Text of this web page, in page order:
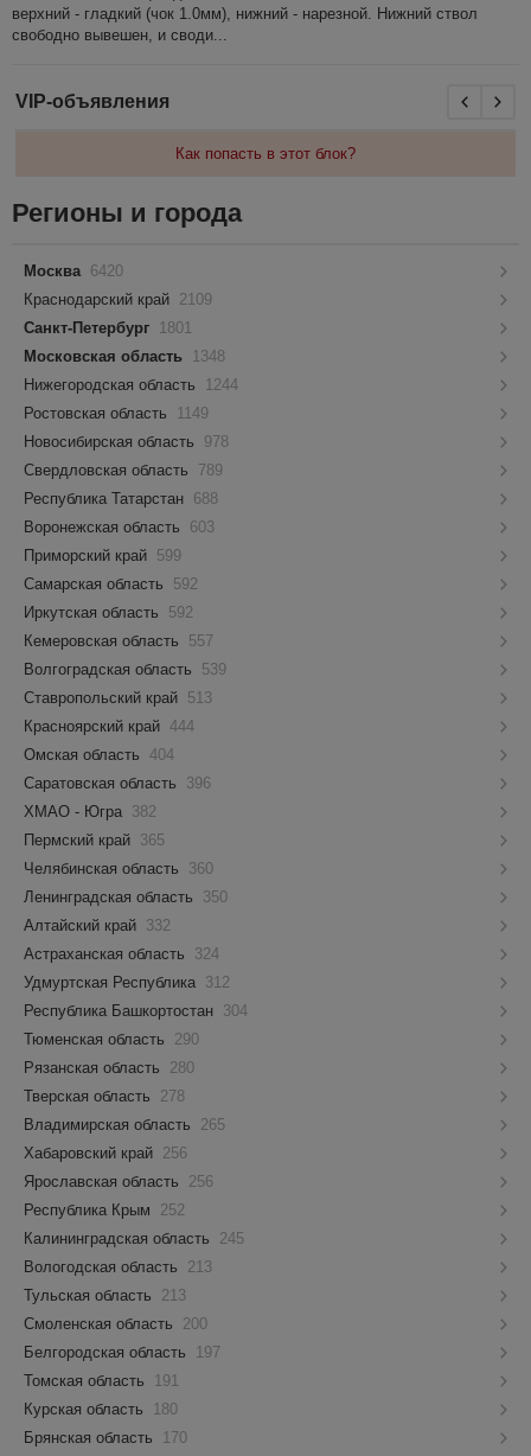
верхний - гладкий (чок 1.0мм), нижний - нарезной. Нижний ствол
свободно вывешен, и своди...
VIP-объявления
Как попасть в этот блок?
Регионы и города
Москва 6420
Краснодарский край 2109
Санкт-Петербург 1801
Московская область 1348
Нижегородская область
1244
Ростовская область
1149
Новосибирская область
978
Свердловская область
789
Республика Татарстан 688
Воронежская область
603
Приморский край 599
Самарская область
592
Иркутская область
592
Кемеровская область
557
Волгоградская область
539
Ставропольский край 513
Красноярский край 444
Омская область 404
Саратовская область
396
ХМАО - Югра 382
Пермский край 365
Челябинская область
360
Ленинградская область
350
Алтайский край 332
Астраханская область
324
Удмуртская Республика 312
Республика Башкортостан 304
Тюменская область
290
Рязанская область
280
Тверская область
278
Владимирская область
265
Хабаровский край 256
Ярославская область
256
Республика Крым
252
Калининградская область
245
Вологодская область
213
Тульская область
213
Смоленская область
200
Белгородская область
197
Томская область
191
Курская область
180
Брянская область
170